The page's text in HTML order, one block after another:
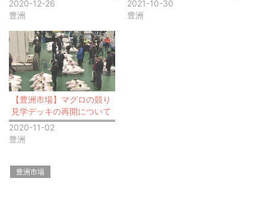
2020-12-26
豊洲
2021-10-30
豊洲
【豊洲市場】マグロの競り
見学デッキの再開について
2020-11-02
豊洲
豊洲市場